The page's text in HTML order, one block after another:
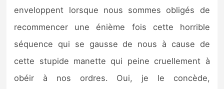
Guides
enveloppent lorsque nous sommes obligés de
recommencer une énième fois cette horrible
séquence qui se gausse de nous à cause de
cette stupide manette qui peine cruellement à
obéir à nos ordres. Oui, je le concède,